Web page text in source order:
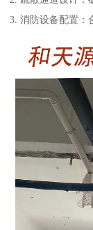
3. 消防设备配置：